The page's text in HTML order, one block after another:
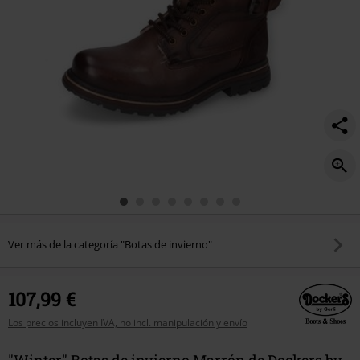
Ver más de la categoría "Botas de invierno"
107,99 €
Los precios incluyen IVA, no incl. manipulación y envío